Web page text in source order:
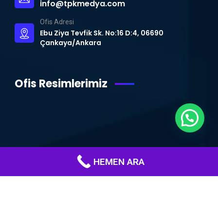
info@tpkmedya.com
Ofis Adresi
Ebu Ziya Tevfik Sk. No:16 D:4, 06690
Çankaya/Ankara
Ofis Resimlerimiz
HEMEN ARA